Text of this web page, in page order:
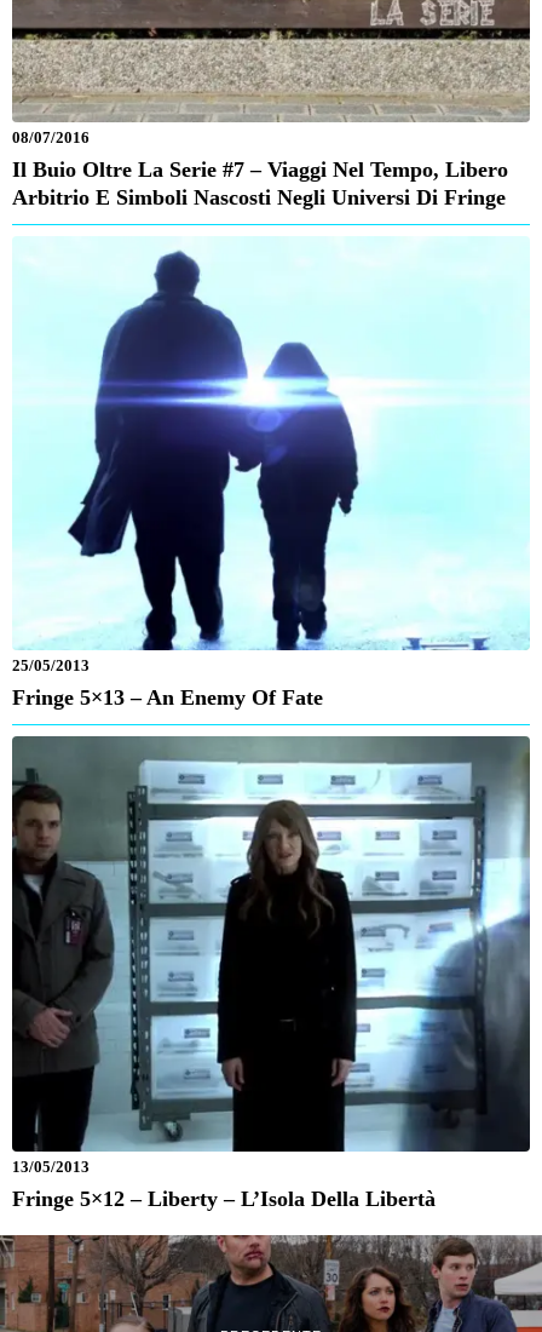
08/07/2016
Il Buio Oltre La Serie #7 – Viaggi Nel Tempo, Libero
Arbitrio E Simboli Nascosti Negli Universi Di Fringe
25/05/2013
Fringe 5×13 – An Enemy Of Fate
13/05/2013
Fringe 5×12 – Liberty – L’Isola Della Libertà